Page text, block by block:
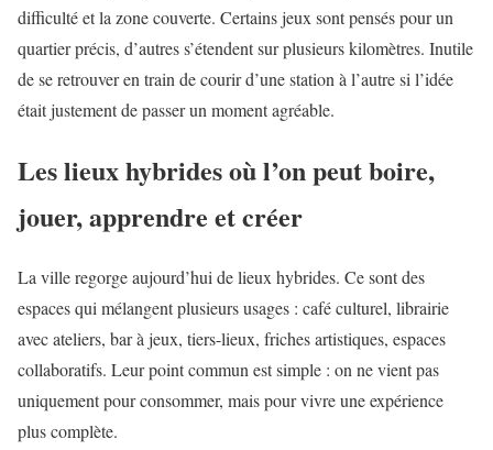
difficulté et la zone couverte. Certains jeux sont pensés pour un
quartier précis, d’autres s’étendent sur plusieurs kilomètres. Inutile
de se retrouver en train de courir d’une station à l’autre si l’idée
était justement de passer un moment agréable.
Les lieux hybrides où l’on peut boire,
jouer, apprendre et créer
La ville regorge aujourd’hui de lieux hybrides. Ce sont des
espaces qui mélangent plusieurs usages : café culturel, librairie
avec ateliers, bar à jeux, tiers-lieux, friches artistiques, espaces
collaboratifs. Leur point commun est simple : on ne vient pas
uniquement pour consommer, mais pour vivre une expérience
plus complète.